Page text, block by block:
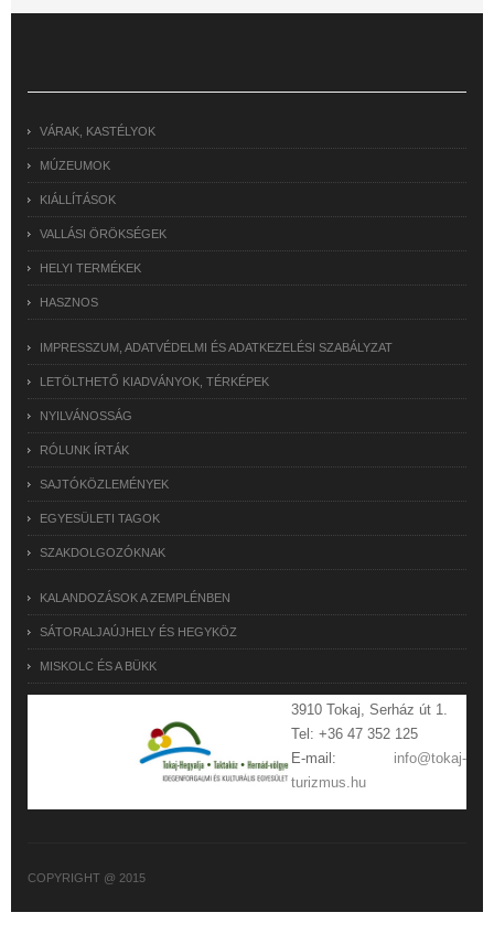
VÁRAK, KASTÉLYOK
MÚZEUMOK
KIÁLLÍTÁSOK
VALLÁSI ÖRÖKSÉGEK
HELYI TERMÉKEK
HASZNOS
IMPRESSZUM, ADATVÉDELMI ÉS ADATKEZELÉSI SZABÁLYZAT
LETÖLTHETŐ KIADVÁNYOK, TÉRKÉPEK
NYILVÁNOSSÁG
RÓLUNK ÍRTÁK
SAJTÓKÖZLEMÉNYEK
EGYESÜLETI TAGOK
SZAKDOLGOZÓKNAK
KALANDOZÁSOK A ZEMPLÉNBEN
SÁTORALJAÚJHELY ÉS HEGYKÖZ
MISKOLC ÉS A BÜKK
3910 Tokaj, Serház út 1.
Tel: +36 47 352 125
E-mail: info@tokaj-
turizmus.hu
COPYRIGHT @ 2015